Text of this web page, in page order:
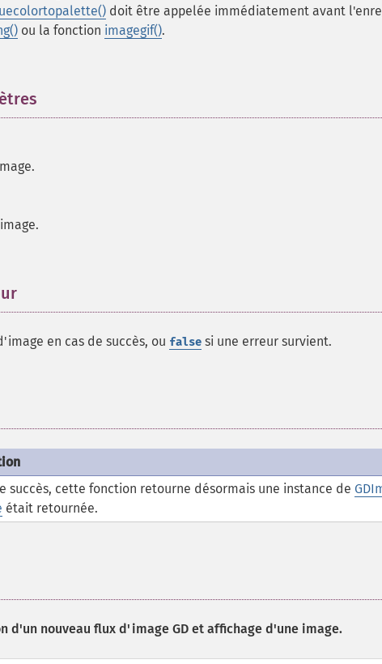
doit être appelée immédiatement avant
ou la fonction imagegif().
en cas de succès, ou false si une erreur survient.
succès, cette fonction retourne désormais une instance de
était retournée.
d'un nouveau flux d'image GD et affichage d'une image.